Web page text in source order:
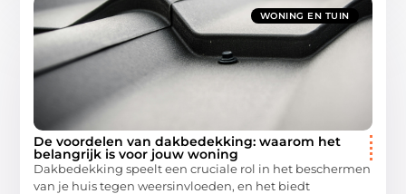
WONING EN TUIN
De voordelen van dakbedekking: waarom het
belangrijk is voor jouw woning
Dakbedekking speelt een cruciale rol in het beschermen
van je huis tegen weersinvloeden, en het biedt